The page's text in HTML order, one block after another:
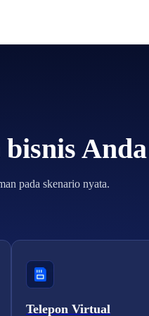
Anda
pada skenario nyata.
Telepon Virtual